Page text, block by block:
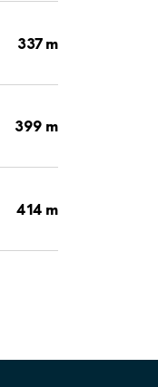
337 m
399 m
414 m